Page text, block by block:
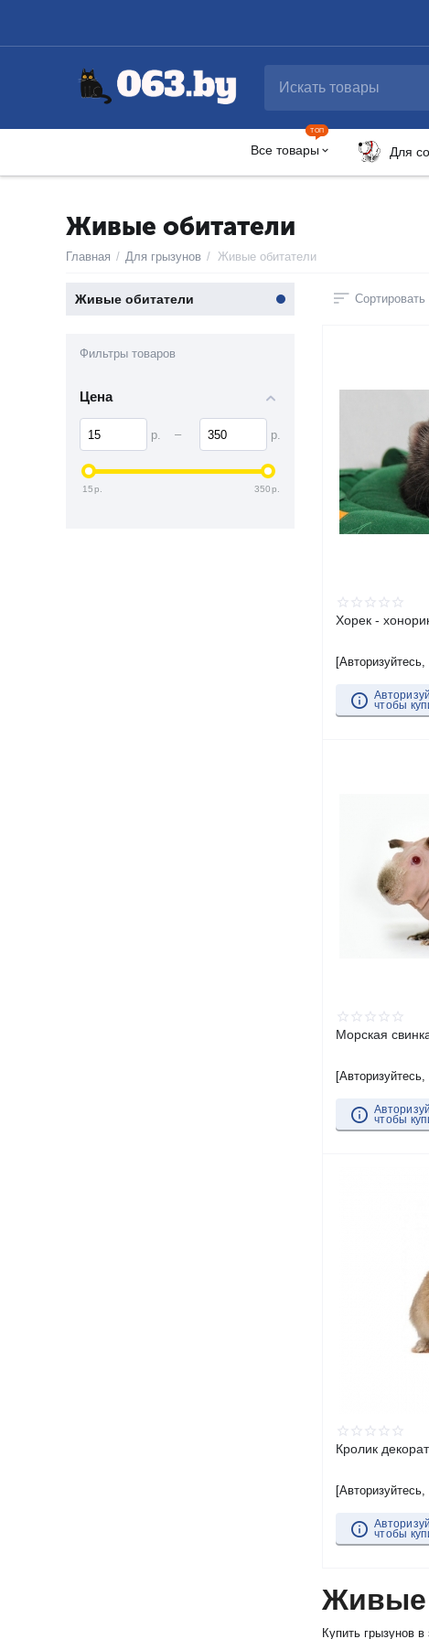
Все товары
ТОП
Для
Живые обитатели
Главная / Для грызунов / Живые обитатели
Живые
Купить грызунов
Сортировать
Хорек -
чтобы
Морская
чтобы
Кролик
чтобы
Живые обитатели
Фильтры товаров
Цена
р. – р.
15р. 350р.